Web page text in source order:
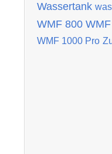
Wassertank
WMF 800
WMF 1000 Pro